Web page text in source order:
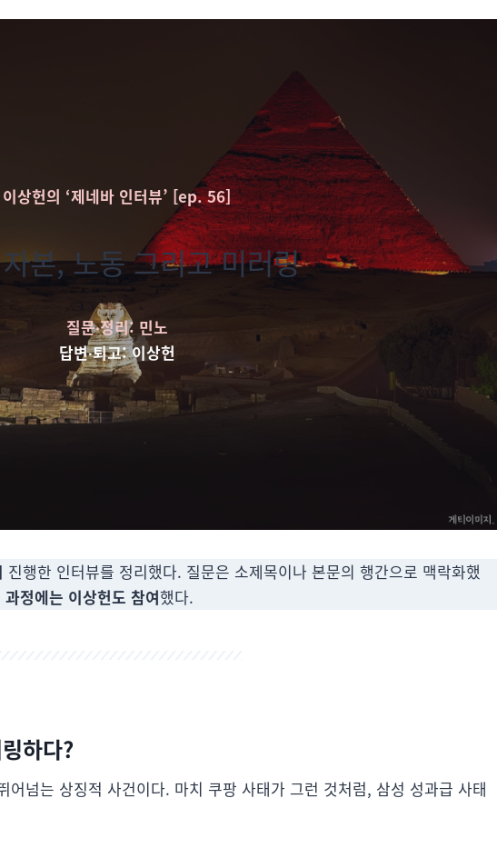
이상헌의 ‘제네바 인터뷰’ [ep. 56]
본, 노동 그리고 미러링
질문∙정리: 민노
답변∙퇴고: 이상헌
진행한 인터뷰를 정리했다. 질문은 소제목이나 본문의 행간으로 맥락화했
과정에는 이상헌도 참여했다.
하다?
어넘는 상징적 사건이다. 마치 쿠팡 사태가 그런 것처럼, 삼성 성과급 사태